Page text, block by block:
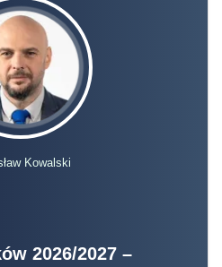
Kowalski
2026/2027 –